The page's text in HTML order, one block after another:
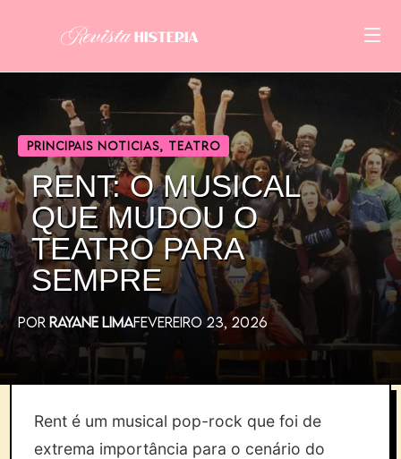
PRINCIPAIS NOTICIAS, TEATRO
RENT: O MUSICAL
QUE MUDOU O
TEATRO PARA
SEMPRE
POR RAYANE LIMAFEVEREIRO 23, 2026
Rent é um musical pop-rock que foi de
extrema importância para o cenário do